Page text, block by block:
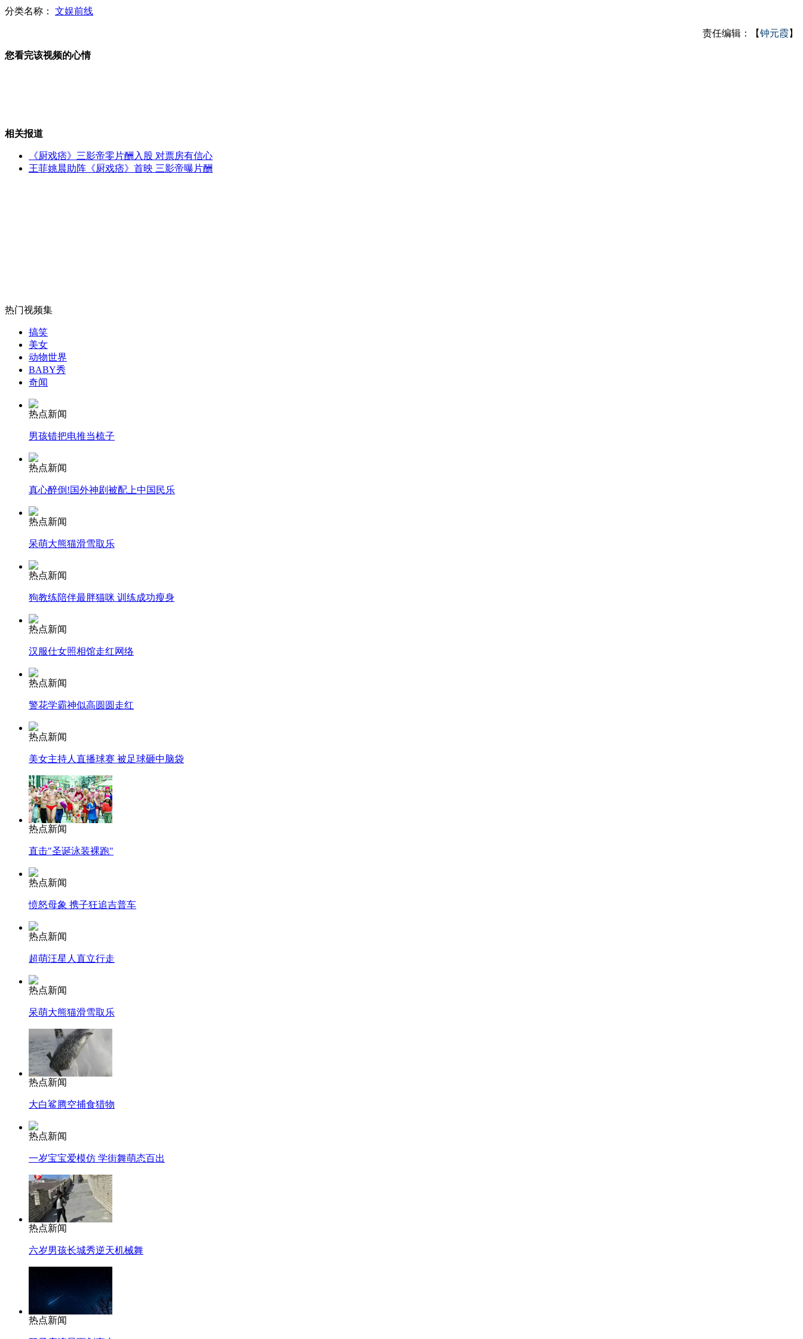
中医专家称板蓝根防H7N9疫情效果尚未被证实
无痛分娩是否安全 医生回应
外交部：反对强权政治霸凌主义
安徽一实载49人客车翻车
走！跟着总书记去植树
消防员救轻生者
纽约上演“枕头大战”
司机酒驾遇交警 急速倒车逃窜
分类名称： 文娱前线
责任编辑：【钟元霞 】
您看完该视频的心情
相关报道
《厨戏痞》三影帝零片酬入股 对票房有信心
王菲姚晨助阵《厨戏痞》首映 三影帝曝片酬
热门视频集
搞笑
美女
动物世界
BABY秀
奇闻
热点新闻
男孩错把电推当梳子
热点新闻
真心醉倒!国外神剧被配上中国民乐
热点新闻
呆萌大熊猫滑雪取乐
热点新闻
狗教练陪伴最胖猫咪 训练成功瘦身
热点新闻
汉服仕女照相馆走红网络
热点新闻
警花学霸神似高圆圆走红
热点新闻
美女主持人直播球赛 被足球砸中脑袋
热点新闻
直击"圣诞泳装裸跑"
热点新闻
愤怒母象 携子狂追吉普车
热点新闻
超萌汪星人直立行走
热点新闻
呆萌大熊猫滑雪取乐
热点新闻
大白鲨腾空捕食猎物
热点新闻
一岁宝宝爱模仿 学街舞萌态百出
热点新闻
六岁男孩长城秀逆天机械舞
热点新闻